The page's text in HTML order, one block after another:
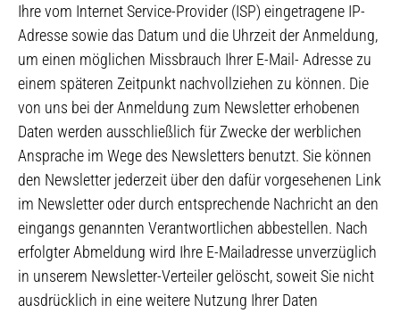
Ihre vom Internet Service-Provider (ISP) eingetragene IP-
Adresse sowie das Datum und die Uhrzeit der Anmeldung,
um einen möglichen Missbrauch Ihrer E-Mail- Adresse zu
einem späteren Zeitpunkt nachvollziehen zu können. Die
von uns bei der Anmeldung zum Newsletter erhobenen
Daten werden ausschließlich für Zwecke der werblichen
Ansprache im Wege des Newsletters benutzt. Sie können
den Newsletter jederzeit über den dafür vorgesehenen Link
im Newsletter oder durch entsprechende Nachricht an den
eingangs genannten Verantwortlichen abbestellen. Nach
erfolgter Abmeldung wird Ihre E-Mailadresse unverzüglich
in unserem Newsletter-Verteiler gelöscht, soweit Sie nicht
ausdrücklich in eine weitere Nutzung Ihrer Daten